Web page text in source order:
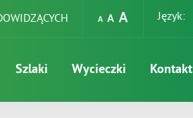
Język:
Szlaki Wycieczki Kontakt